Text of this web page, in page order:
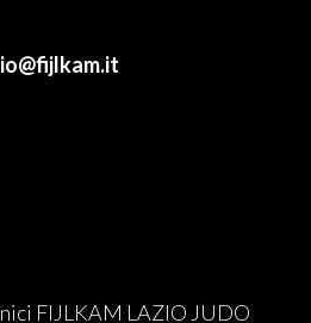
FIJLKAM LAZIO JUDO